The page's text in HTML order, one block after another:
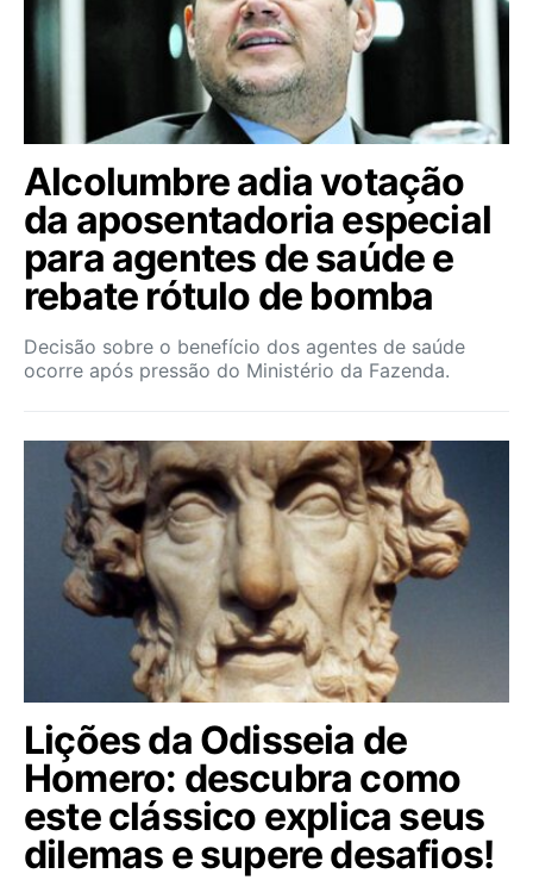
Alcolumbre adia votação
da aposentadoria especial
para agentes de saúde e
rebate rótulo de bomba
Decisão sobre o benefício dos agentes de saúde
ocorre após pressão do Ministério da Fazenda.
Lições da Odisseia de
Homero: descubra como
este clássico explica seus
dilemas e supere desafios!